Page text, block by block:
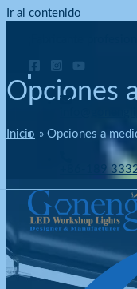
Ir al contenido
¡Fabricante
+86-189
Opciones
Inicio Opciones a